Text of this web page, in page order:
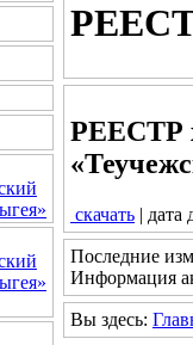
РЕЕСТР
скачать | дата
Последние
Информация
Вы здесь: